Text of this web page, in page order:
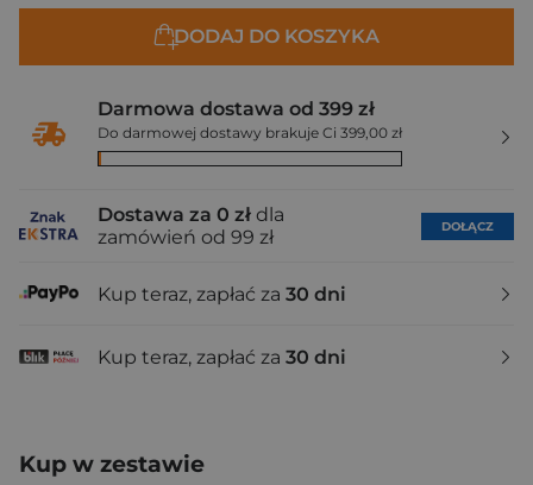
DODAJ DO KOSZYKA
Darmowa dostawa od 399 zł
Do darmowej dostawy brakuje Ci 399,00 zł
Dostawa za 0 zł dla
zamówień od 99 zł
DOŁĄCZ
Kup teraz, zapłać za 30 dni
Kup teraz, zapłać za 30 dni
Kup w zestawie